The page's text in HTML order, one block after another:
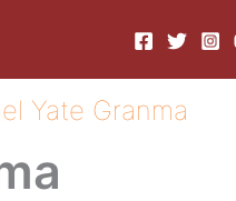
Yate Granma